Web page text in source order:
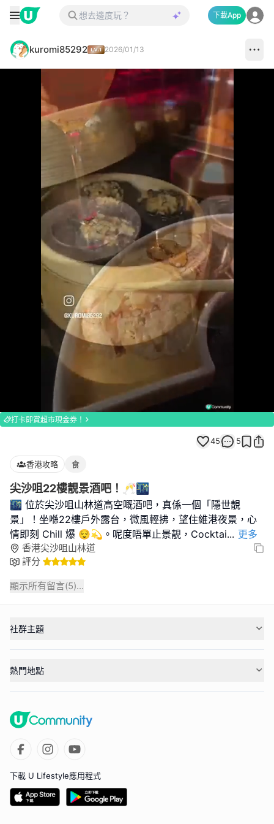
下載App
kuromi85292 2026/01/13
100.00%
打卡即賞超市現金券！
45 5
香港攻略 食
尖沙咀22樓靚景酒吧！🥂🌃
🌃 位於尖沙咀山林道高空嘅酒吧，真係一個「隱世靚
景」！坐喺22樓戶外露台，微風輕拂，望住維港夜景，心
情即刻 Chill 爆 😌💫。呢度唔單止景靚，Cocktai... 更多
香港尖沙咀山林道
評分
顯示所有留言(5)...
社群主題
熱門地點
下載 U Lifestyle應用程式